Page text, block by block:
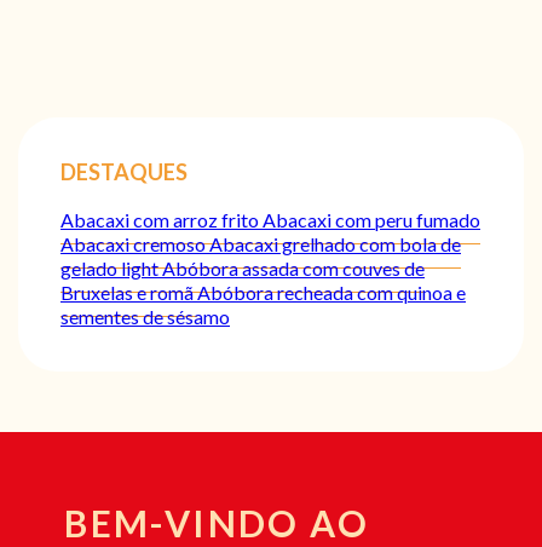
DESTAQUES
Abacaxi com arroz fritoAbacaxi com peru fumado
Abacaxi cremosoAbacaxi grelhado com bola de
gelado lightAbóbora assada com couves de
Bruxelas e romãAbóbora recheada com quinoa e
sementes de sésamo
BEM-VINDO AO